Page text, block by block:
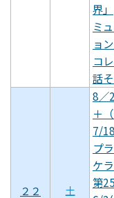
界」
ミ
ョ
コ
話
２２ 土
8／
＋
7/
プ
ケ
第